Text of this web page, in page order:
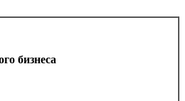
бизнеса